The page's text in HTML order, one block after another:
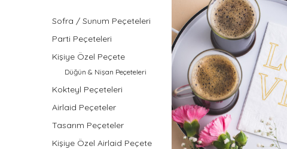
Sofra / Sunum Peçeteleri
Parti Peçeteleri
Kişiye Özel Peçete
Düğün & Nişan Peçeteleri
Kokteyl Peçeteleri
Airlaid Peçeteler
Tasarım Peçeteler
Kişiye Özel Airlaid Peçete